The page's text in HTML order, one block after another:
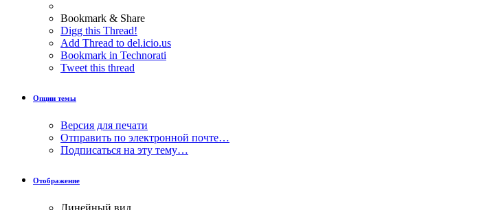
Bookmark & Share
Digg this Thread!
Add Thread to del.icio.us
Bookmark in Technorati
Tweet this thread
Опции темы
Версия для печати
Отправить по электронной почте…
Подписаться на эту тему…
Отображение
Линейный вид